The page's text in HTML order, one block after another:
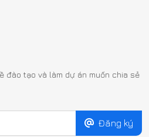
đào tạo và làm dự án muốn chia sẻ
Đăng ký